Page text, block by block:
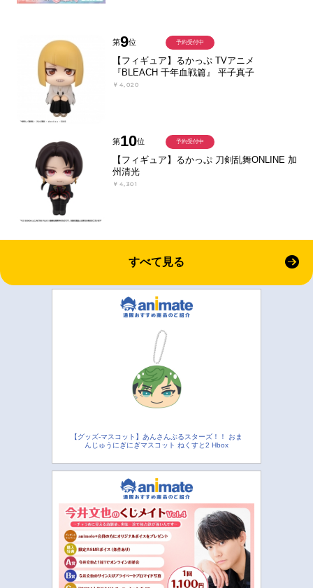
第9位
【フィギュア】るかっぷ TVアニメ
『BLEACH 千年血戦篇』 平子真子
￥4,020
予約受付中
第10位
【フィギュア】るかっぷ 刀剣乱舞ONLINE 加
州清光
￥4,301
予約受付中
すべて見る
【グッズ-マスコット】あんさんぶるスターズ！！ おま
んじゅうにぎにぎマスコット ねくすと2 Hbox